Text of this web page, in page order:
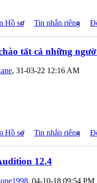
Hồ sơ
Tin nhắn riêng
tất cả những
, 31-03-22 12:16 AM
Hồ sơ
Tin nhắn riêng
12.4
, 04-10-18 09:54 PM